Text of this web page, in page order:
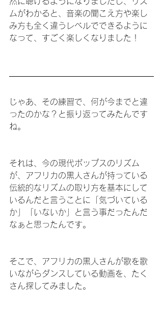
ムがわかると、音楽の聞こえ方や楽し
み方も全く違うレベルでできるように
なって、すごく楽しくなりました！
じゃあ、その練習で、何が今までと違
ったのかな？と振り返ってみたんです
ね。
それは、今の現代ポップスのリズム
が、アフリカの黒人さんが持っている
伝統的なリズムの取り方を基本にして
いるんだと言うことに「気づいている
か」「いないか」と言う事だったんだ
なぁと思ったんです。
そこで、アフリカの黒人さんが歌を歌
いながらダンスしている動画を、たく
さん探してみました。